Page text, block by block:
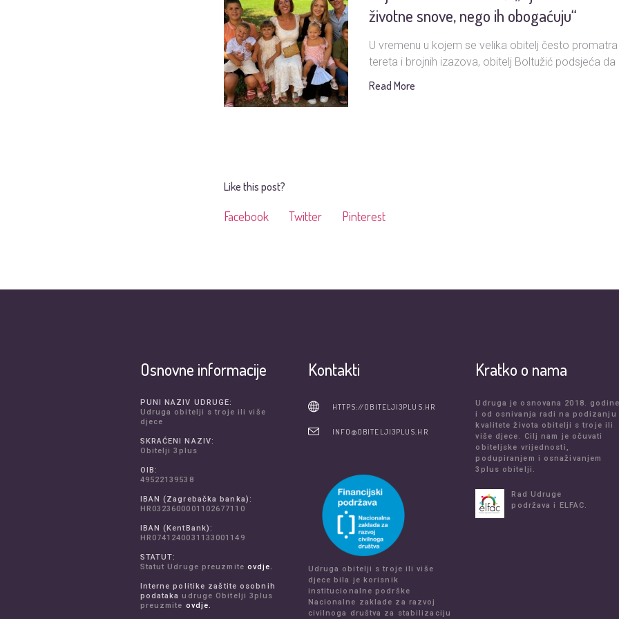
životne snove, nego ih obogaćuju“
U vremenu u kojem se velika obitelj često
tereta i brojnih izazova, obitelj Boltužić podsjeća da
Read More
Like this post?
Facebook Twitter Pinterest
Osnovne informacije
PUNI NAZIV UDRUGE:
Udruga obitelji s troje ili više
djece
SKRAĆENI NAZIV:
Obitelji 3plus
OIB:
49522139538
IBAN (Zagrebačka banka):
HR0323600001102677110
IBAN (KentBank):
HR0741240031133001149
STATUT:
Statut Udruge preuzmite ovdje.
Interne politike zaštite osobnih
podataka udruge Obitelji 3plus
preuzmite ovdje.
Kontakti
HTTPS://OBITELJI3PLUS.HR
INFO@OBITELJI3PLUS.HR
Udruga obitelji s troje ili više
djece bila je korisnik
institucionalne podrške
Nacionalne zaklade za razvoj
civilnoga društva za stabilizaciju
Kratko o nama
Udruga je osnovana 2018. godine
i od osnivanja radi na podizanju
kvalitete života obitelji s troje ili
više djece. Cilj nam je očuvati
obiteljske vrijednosti,
podupiranjem i osnaživanjem
3plus obitelji.
Rad Udruge
podržava i ELFAC.